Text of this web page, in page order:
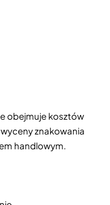
obejmuje kosztów
znakowania
handlowym.